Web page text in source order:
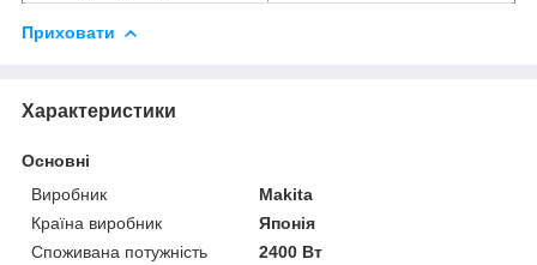
Приховати
Характеристики
Основні
Виробник
Makita
Країна виробник
Японія
Споживана потужність
2400 Вт